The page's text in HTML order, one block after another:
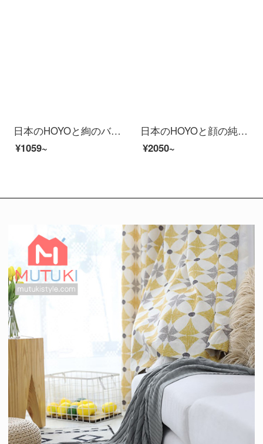
日本のHOYOと絢のバスタオルの薄いタイプの男女の夏の家庭用綿は吸水速度が速くて乾かないです。
¥1059~
日本のHOYOと顔の純綿の浴衣の長目の男女の家庭用吸水速乾綿のカップルのタイプの浴衣の桜若Mサイズは身長の170-175 cmに適します。
¥2050~